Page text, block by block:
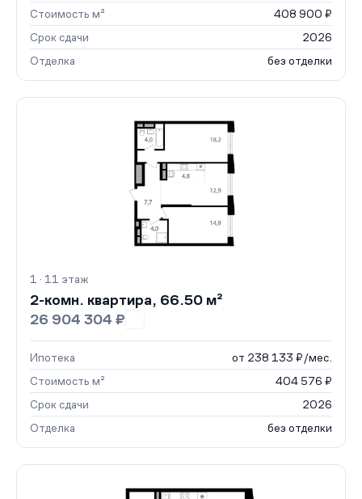
Стоимость м²
408 900 ₽
Срок сдачи
2026
Отделка
без отделки
1 · 11 этаж
2-комн. квартира, 66.50 м²
26 904 304 ₽
Ипотека
от 238 133 ₽/мес.
Стоимость м²
404 576 ₽
Срок сдачи
2026
Отделка
без отделки